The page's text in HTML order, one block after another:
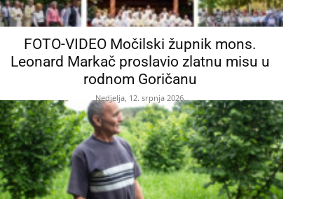
FOTO-VIDEO Močilski župnik mons.
Leonard Markač proslavio zlatnu misu u
rodnom Goričanu
Nedjelja, 12. srpnja 2026.